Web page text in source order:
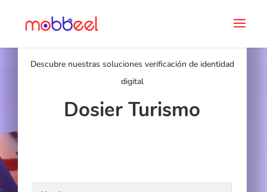
Descubre nuestras soluciones verificación de identidad
digital
Dosier Turismo